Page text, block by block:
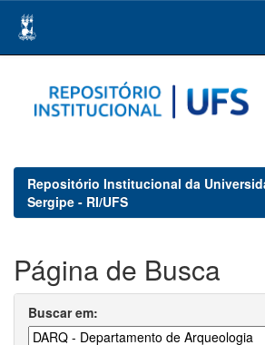
navigation
Repositório Institucional da
Sergipe - RI/UFS
Página de Busca
Buscar em: